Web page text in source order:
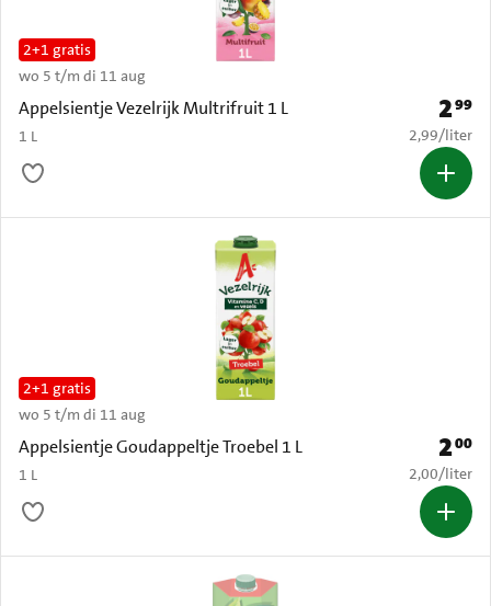
Appelsientje Vezelrijk Multrifruit 1 L
1 L
2+1 gratis
wo 5 t/m di 11 aug
Prijs:
299
€ 2,99 per
2,99/liter
Appelsientje Goudappeltje Troebel 1 L
1 L
2+1 gratis
wo 5 t/m di 11 aug
Prijs:
200
€ 2,00 per
2,00/liter